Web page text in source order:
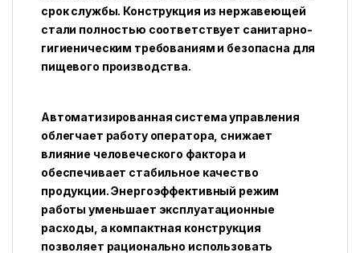
срок службы. Конструкция из нержавеющей
стали полностью соответствует санитарно-
гигиеническим требованиям и безопасна для
пищевого производства.
Автоматизированная система управления
облегчает работу оператора, снижает
влияние человеческого фактора и
обеспечивает стабильное качество
продукции. Энергоэффективный режим
работы уменьшает эксплуатационные
расходы, а компактная конструкция
позволяет рационально использовать